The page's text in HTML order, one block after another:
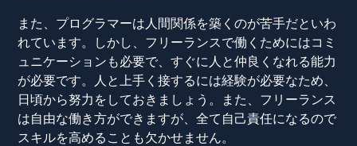
また、プログラマーは人間関係を築くのが苦手だといわ
れています。しかし、フリーランスで働くためにはコミ
ュニケーションも必要で、すぐに人と仲良くなれる能力
が必要です。人と上手く接するには経験が必要なため、
日頃から努力をしておきましょう。また、フリーランス
は自由な働き方ができますが、全て自己責任になるので
スキルを高めることも欠かせません。